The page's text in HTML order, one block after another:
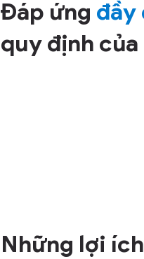
Đáp ứng đầy
quy định
Những lợi